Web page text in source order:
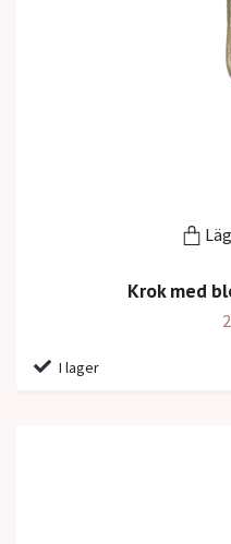
Krok med
I lager